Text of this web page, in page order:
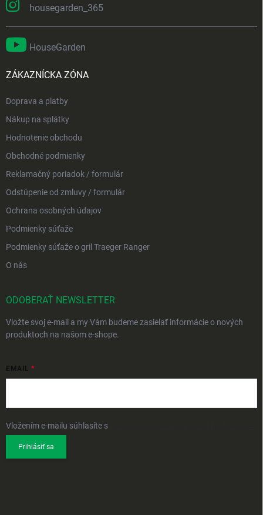
housegarden_365
HouseGarden
ZÁKAZNÍCKA ZÓNA
Doprava a platby
Nákup na splátky
Hodnotenie obchodu
Obchodné podmienky
Reklamačný poriadok / formulár
Odstúpenie od zmluvy / formulár
Ochrana osobných údajov
Podmienky súťaže
Podmienky súťaže o gril Traeger Ranger
O nás
ODOBERAŤ NEWSLETTER
Vložte svoj e-mail a my Vám budeme zasielať informácie o nových
produktoch na našom e-shope.
EMAIL
Vložením e-mailu súhlasíte s
Prihlásiť sa